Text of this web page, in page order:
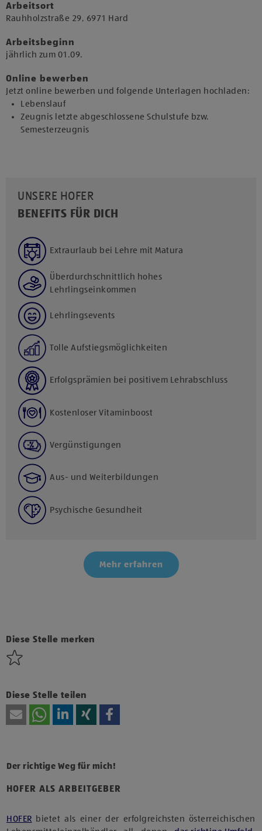
Arbeitsort
​Rauhholzstraße 29, 6971 Hard​​
Arbeitsbeginn
jährlich zum 01.09.​
Online bewerben
Jetzt online bewerben und folgende Unterlagen hochladen:
Lebenslauf
Zeugnis letzte abgeschlossene Schulstufe bzw.
Semesterzeugnis
UNSERE HOFER
BENEFITS FÜR DICH
Extraurlaub bei Lehre mit Matura
Überdurchschnittlich hohes
Lehrlingseinkommen
Lehrlingsevents
Tolle Aufstiegsmöglichkeiten
Erfolgsprämien bei positivem Lehrabschluss
Kostenloser Vitaminboost
Vergünstigungen
Aus- und Weiterbildungen
Psychische Gesundheit
Mehr erfahren
Diese Stelle merken
Diese Stelle teilen
HOFER ALS ARBEITGEBER
Der richtige Weg für mich!
HOFER bietet als einer der erfolgreichsten österreichischen